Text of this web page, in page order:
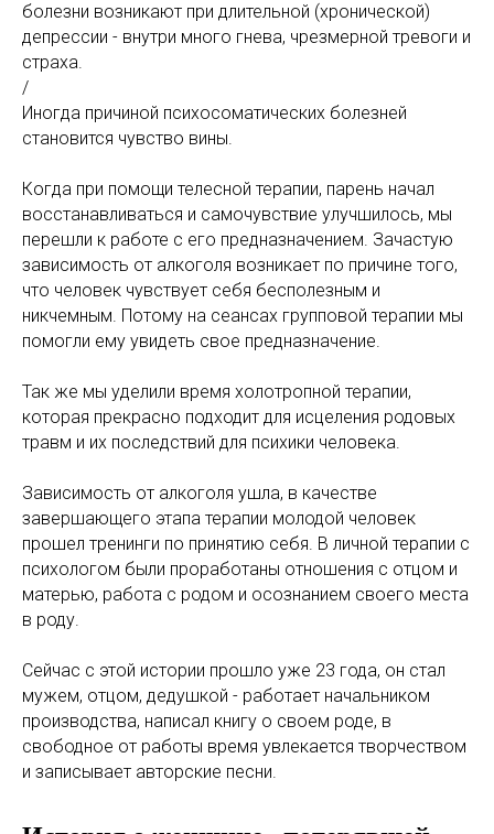
болезни возникают при длительной (хронической)
депрессии - внутри много гнева, чрезмерной тревоги и
страха.
/
Иногда причиной психосоматических болезней
становится чувство вины.
Когда при помощи телесной терапии, парень начал
восстанавливаться и самочувствие улучшилось, мы
перешли к работе с его предназначением. Зачастую
зависимость от алкоголя возникает по причине того,
что человек чувствует себя бесполезным и
никчемным. Потому на сеансах групповой терапии мы
помогли ему увидеть свое предназначение.
Так же мы уделили время холотропной терапии,
которая прекрасно подходит для исцеления родовых
травм и их последствий для психики человека.
Зависимость от алкоголя ушла, в качестве
завершающего этапа терапии молодой человек
прошел тренинги по принятию себя. В личной терапии с
психологом были проработаны отношения с отцом и
матерью, работа с родом и осознанием своего места
в роду.
Сейчас с этой истории прошло уже 23 года, он стал
мужем, отцом, дедушкой - работает начальником
производства, написал книгу о своем роде, в
свободное от работы время увлекается творчеством
и записывает авторские песни.